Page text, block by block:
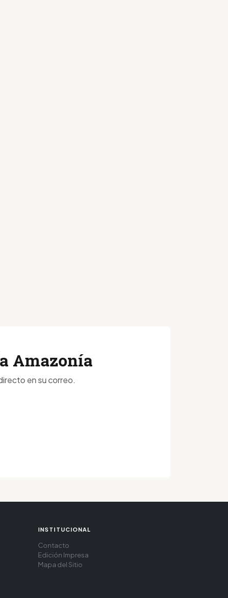
Amazonía
en su correo.
INSTITUCIONAL
Contacto
Edición Impresa
Mapa del Sitio